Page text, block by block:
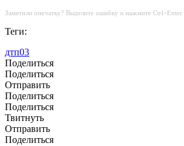
Заметили опечатку? Выделите ошибку и нажмите Ctrl+Enter.
Теги:
дтп03
Поделиться
Поделиться
Отправить
Поделиться
Поделиться
Твитнуть
Отправить
Поделиться